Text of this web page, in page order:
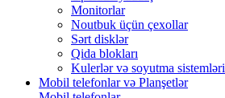
Monitorlar
Noutbuk üçün çexollar
Sərt disklər
Qida blokları
Kulerlər və soyutma sistemləri
Mobil telefonlar və Planşetlər